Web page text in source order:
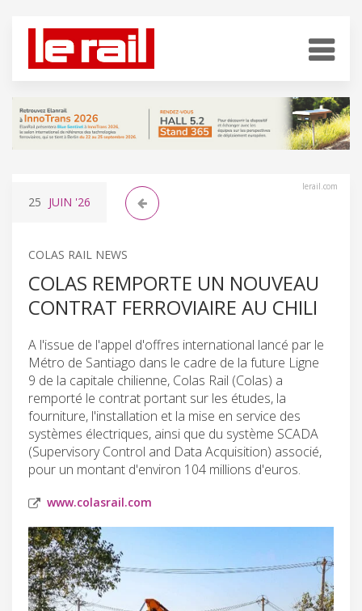
lerail.com
25 JUIN '26
COLAS RAIL NEWS
COLAS REMPORTE UN NOUVEAU
CONTRAT FERROVIAIRE AU CHILI
A l'issue de l'appel d'offres international lancé par le
Métro de Santiago dans le cadre de la future Ligne
9 de la capitale chilienne, Colas Rail (Colas) a
remporté le contrat portant sur les études, la
fourniture, l'installation et la mise en service des
systèmes électriques, ainsi que du système SCADA
(Supervisory Control and Data Acquisition) associé,
pour un montant d'environ 104 millions d'euros.
www.colasrail.com